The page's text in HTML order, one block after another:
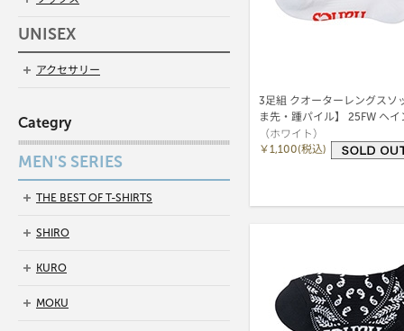
3足組 クオーターレングスソ
ま先・踵パイル】 25FW ヘイ
(HBSCB202)
（ホワイト）
￥1,100(税込)
UNISEX
アクセサリー
Categry
MEN'S SERIES
THE BEST OF T-SHIRTS
SHIRO
KURO
MOKU